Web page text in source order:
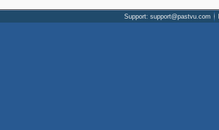
Support: support@pastvu.com